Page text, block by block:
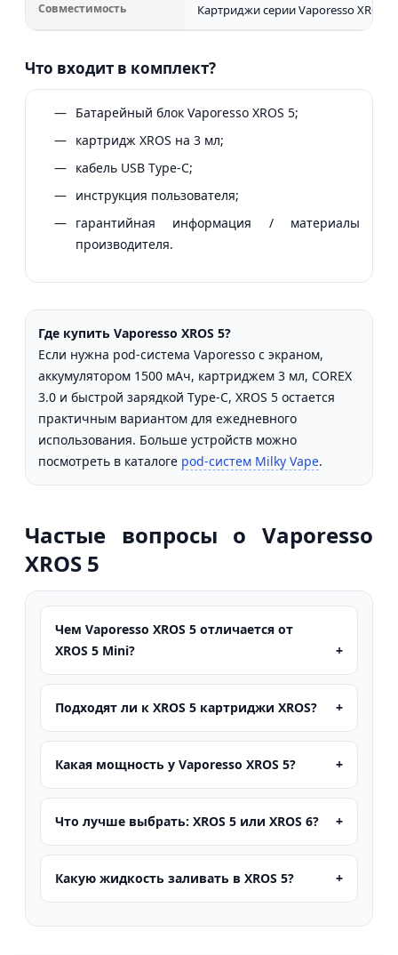
Совместимость Картриджи серии Vaporesso XROS
Что входит в комплект?
Батарейный блок Vaporesso XROS 5;
картридж XROS на 3 мл;
кабель USB Type-C;
инструкция пользователя;
гарантийная информация / материалы
производителя.
Где купить Vaporesso XROS 5?
Если нужна pod-система Vaporesso с экраном,
аккумулятором 1500 мАч, картриджем 3 мл, COREX
3.0 и быстрой зарядкой Type-C, XROS 5 остается
практичным вариантом для ежедневного
использования. Больше устройств можно
посмотреть в каталоге pod-систем Milky Vape.
Частые вопросы о Vaporesso
XROS 5
Чем Vaporesso XROS 5 отличается от
XROS 5 Mini?
Подходят ли к XROS 5 картриджи XROS?
Какая мощность у Vaporesso XROS 5?
Что лучше выбрать: XROS 5 или XROS 6?
Какую жидкость заливать в XROS 5?